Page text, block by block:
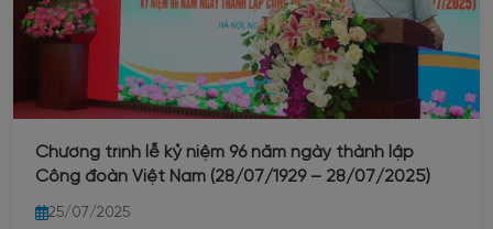
Chương trình lễ kỷ niệm 96 năm ngày thành lập
Công đoàn Việt Nam (28/07/1929 – 28/07/2025)
25/07/2025